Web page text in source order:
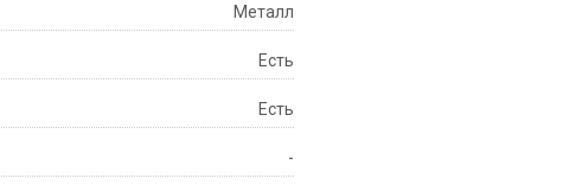
Металл
Есть
Есть
-